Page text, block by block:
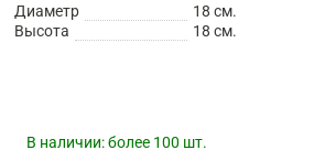
Диаметр
18 см.
Высота
18 см.
В наличии:более 100 шт.